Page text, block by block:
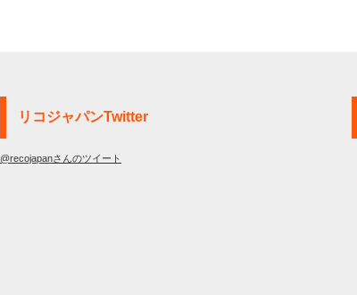
リコジャパンTwitter
@recojapanさんのツイート